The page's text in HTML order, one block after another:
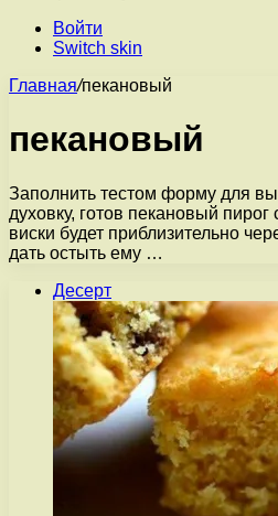
Войти
Switch skin
Главная/пекановый
пекановый
Заполнить тестом форму для
духовку, готов пекановый
виски будет приблизительно
дать остыть ему …
Десерт